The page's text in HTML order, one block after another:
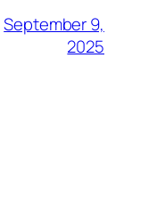
September 9,
2025